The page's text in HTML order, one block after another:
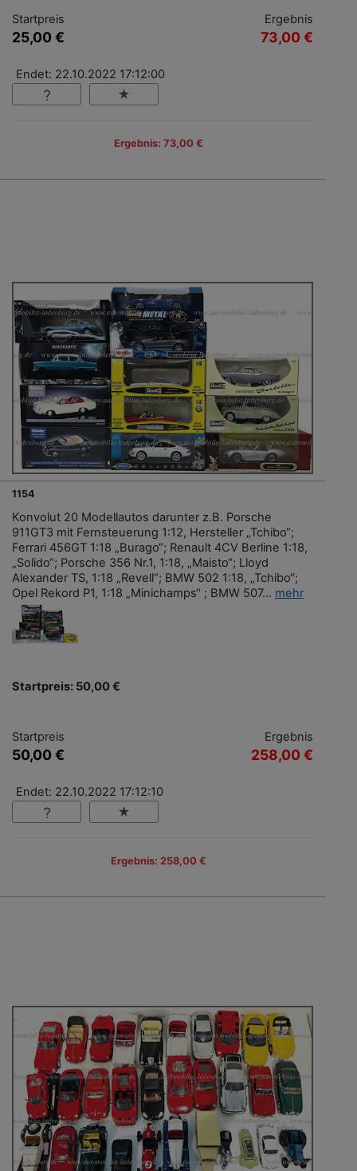
Startpreis
25,00 €
Ergebnis
73,00 €
Endet: 22.10.2022 17:12:00
Ergebnis: 73,00 €
1154
Konvolut 20 Modellautos darunter z.B. Porsche
911GT3 mit Fernsteuerung 1:12, Hersteller „Tchibo“;
Ferrari 456GT 1:18 „Burago“; Renault 4CV Berline 1:18,
„Solido“; Porsche 356 Nr.1, 1:18, „Maisto“; Lloyd
Alexander TS, 1:18 „Revell“; BMW 502 1:18, „Tchibo“;
Opel Rekord P1, 1:18 „Minichamps“ ; BMW 507... mehr
Startpreis: 50,00 €
Startpreis
50,00 €
Ergebnis
258,00 €
Endet: 22.10.2022 17:12:10
Ergebnis: 258,00 €